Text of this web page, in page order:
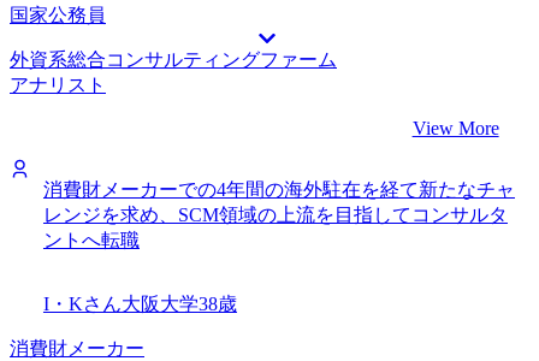
国家公務員
外資系総合コンサルティングファーム
アナリスト
View More
消費財メーカーでの4年間の海外駐在を経て新たなチャ
レンジを求め、SCM領域の上流を目指してコンサルタ
ントへ転職
I・Kさん大阪大学38歳
消費財メーカー